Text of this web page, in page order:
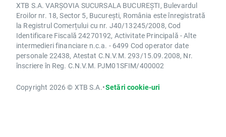
XTB S.A. VARȘOVIA SUCURSALA BUCUREȘTI, Bulevardul
Eroilor nr. 18, Sector 5, București, România este înregistrată
la Registrul Comerțului cu nr. J40/13245/2008, Cod
Identificare Fiscală 24270192, Activitate Principală - Alte
intermedieri financiare n.c.a. - 6499 Cod operator date
personale 22438, Atestat C.N.V.M. 293/15.09.2008, Nr.
înscriere în Reg. C.N.V.M. PJM01SFIM/400002
Copyright 2026 © XTB S.A.•Setări cookie-uri